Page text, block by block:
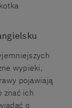
wypieki,
pojawiają
znać ich
o